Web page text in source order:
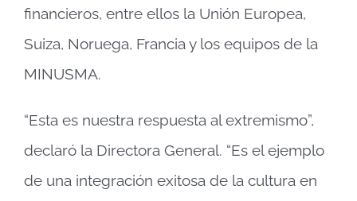
financieros, entre ellos la Unión Europea,
Suiza, Noruega, Francia y los equipos de la
MINUSMA.
“Esta es nuestra respuesta al extremismo”,
declaró la Directora General. “Es el ejemplo
de una integración exitosa de la cultura en